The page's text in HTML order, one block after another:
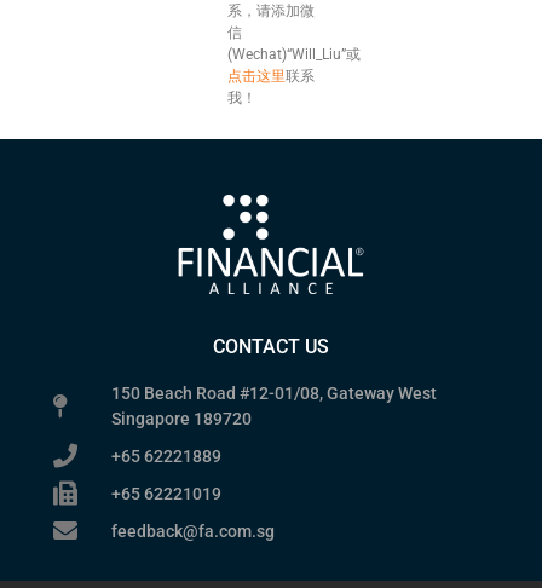
系，请添加微
信
(Wechat)“Will_Liu”或
点击这里联系
我！
CONTACT US
150 Beach Road #12-01/08, Gateway West
Singapore 189720
+65 62221889
+65 62221019
feedback@fa.com.sg